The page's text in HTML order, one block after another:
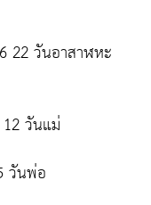
22 วันอาสาฬหะ
วันแม่
วันพ่อ